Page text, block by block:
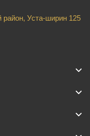
район, Уста-ширин 125